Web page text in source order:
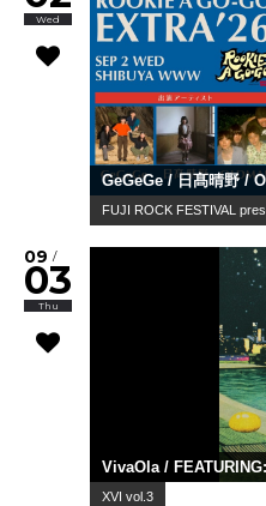
Wed
GeGeGe / 日髙晴野 /
FUJI ROCK FESTIVAL
09 /
03
Thu
VivaOla /
XVI vol.3